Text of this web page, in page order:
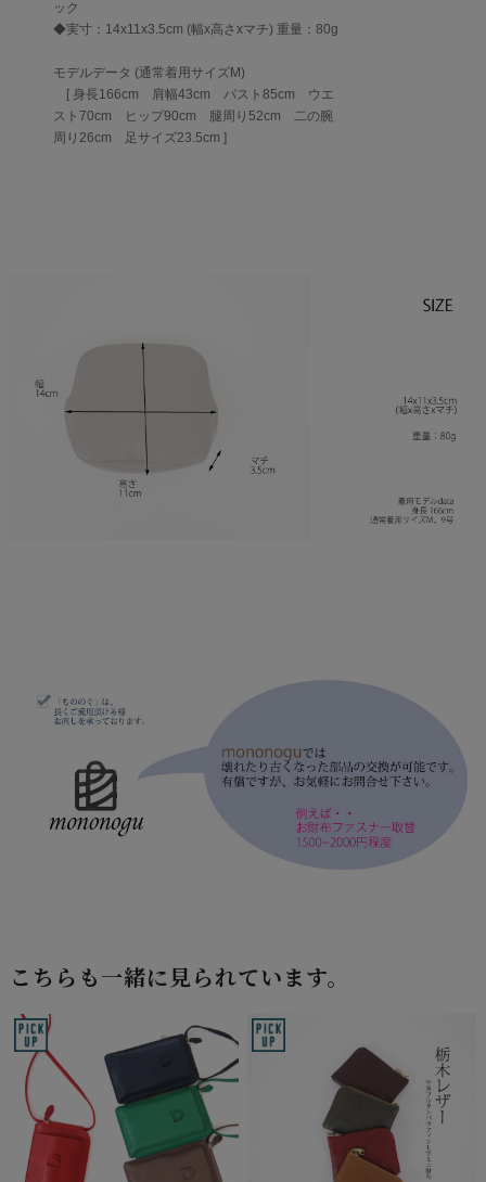
ック
◆実寸：14x11x3.5cm (幅x高さxマチ) 重量：80g
モデルデータ (通常着用サイズM)
[ 身長166cm 肩幅43cm バスト85cm ウエ
スト70cm ヒップ90cm 腿周り52cm 二の腕
周り26cm 足サイズ23.5cm ]
こちらも一緒に見られています。